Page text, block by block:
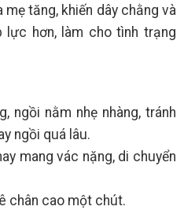
tăng, khiến dây chằng và
hơn, làm cho tình trạng
ngồi nằm nhẹ nhàng, tránh
ngồi quá lâu.
mang vác nặng, di chuyển
chân cao một chút.